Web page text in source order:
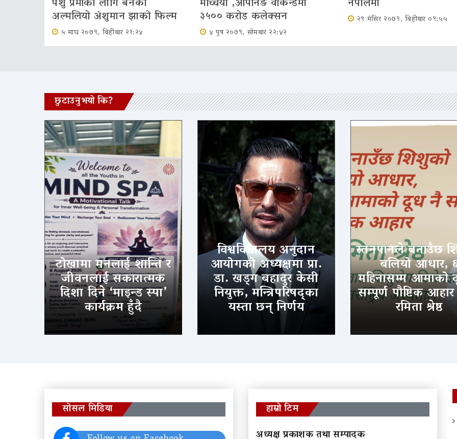
अल्मलियो अंशुमान झाको फिल्म
५ माघ २०७९, बिहीबार २१:२४
३५०० करोड कलेक्सन
४ पुष २०७९, सोमबार २२:४२
२९ मंसिर २०७९, बिहीबार ०९:५५
छुटाउनुभयो कि?
टोखामा मनलाई शान्ति र
जीवनलाई सकारात्मक
दिशा दिने ‘माइन्ड स्पा’
कार्यक्रम हुँदै
विश्वविद्यालय अनुदान
आयोगको अध्यक्षमा प्रा.
डा. खड्ग बहादुर केसी
नियुक्त, मन्त्रिपरिषद्का
यस्ता छन् निर्णय
स्तनपानले बनाउँछ
बलियो आधार,
महिनासम्म
सम्पूर्ण पौष्टिक
रमिता श्रेष्ठ
सोसल मिडिया
हाम्रो टिम
अध्यक्ष प्रकाशक तथा सम्पादक